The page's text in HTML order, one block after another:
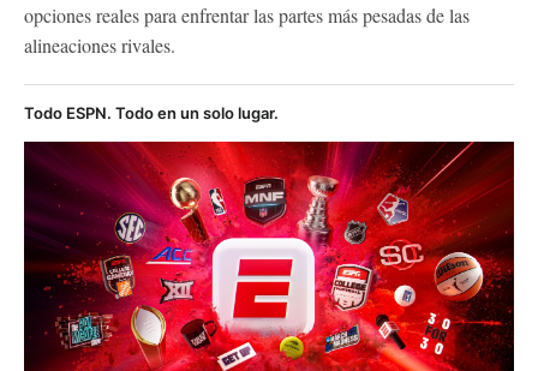
opciones reales para enfrentar las partes más pesadas de las
alineaciones rivales.
Todo ESPN. Todo en un solo lugar.